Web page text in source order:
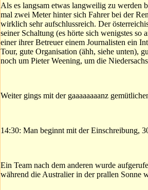
Als es langsam etwas langweilig zu werden
mal zwei Meter hinter sich Fahrer bei der
wirklich sehr aufschlussreich. Der
seiner Schaltung (es hörte sich wenigstes
einer ihrer Betreuer einem Journalisten ein
Tour, gute Organisation (ähh, siehe unten),
noch um Pieter Weening, um die
Weiter gings mit der gaaaaaaaanz
14:30: Man beginnt mit der Einschreibung,
Ein Team nach dem anderen wurde
während die Australier in der prallen Sonne